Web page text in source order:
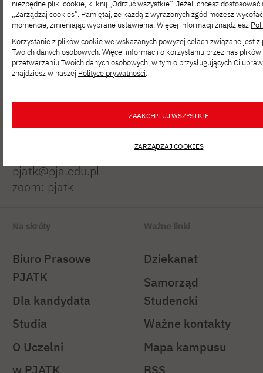
Polsko-Japońska Akademia
Technik Komputerowych
pjatk@pja.edu.pl
zoom: pjatk
Na skróty
Biuro Prasowe
PJATK
Dla kandydata
Studia
O Uczelni
w PJATK
Ważne linki
Dziekanat
Samorząd
Studencki
Ważne kontakty
Mapa kampusu
BSS
niezbędne pliki cookie, kliknij „Odrzuć wszystkie”. Jeżeli chcesz
„Zarządzaj cookies”. Pamiętaj, że każdą z wyrażonych zgód możesz
momencie, zmieniając wybrane ustawienia. Więcej informacji znajdziesz
Korzystanie z plików cookie we wskazanych powyżej celach związane jest
Twoich danych osobowych. Więcej informacji o korzystaniu przez nas
przetwarzaniu Twoich danych osobowych, w tym o przysługujących Ci
znajdziesz w naszej Polityce prywatności.
ZAAKCEPTUJ WSZYSTKIE
ZARZĄDZAJ COOKIES